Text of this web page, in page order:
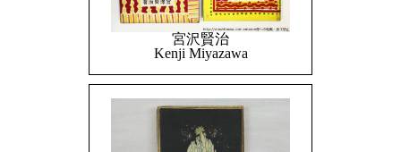
宮沢賢治
Kenji Miyazawa